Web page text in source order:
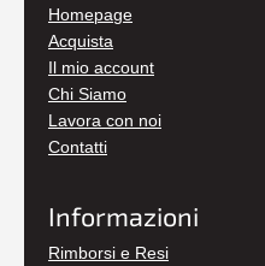
Homepage
Acquista
Il mio account
Chi Siamo
Lavora con noi
Contatti
Informazioni
Rimborsi e Resi